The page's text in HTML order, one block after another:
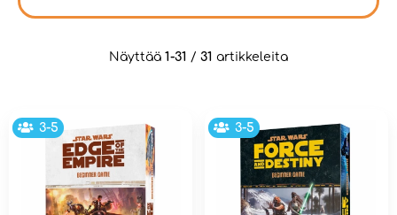
Näyttää 1-31 / 31 artikkeleita
3-5 3-5